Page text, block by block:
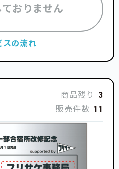
おりません
スの流れ
商品残り
3
販売件数 11